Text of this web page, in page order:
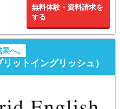
無料体験・資料請求を
する
へ。
ットイングリッシュ）